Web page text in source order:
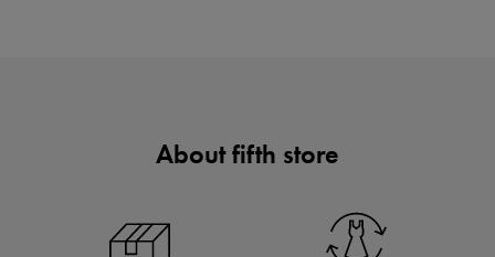
About fifth store